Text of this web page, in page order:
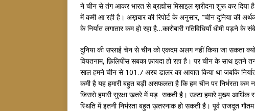
ने चीन से तंग आकर भारत से ब्रह्मोस मिसाइल ख़रीदना शुरू कर दिया
में कमी आ रही है। अख़बार की रिपोर्ट के अनुसार, “चीन दुनिया की
के निर्यात लगातार कम हो रहा है…कारोबारी गतिविधियाँ धीमी पड़ने के
दुनिया की सप्लाई चेन से चीन को एकदम अलग नहीं किया जा सकता
वियतनाम, फ़िलिपींस सबका फ़ायदा हो रहा है। पर चीन के साथ इतने
साल हमने चीन से 101.7 अरब डालर का आयात किया था जबकि
कमी है यह हमारी बहुत बड़ी असफलता है कि हम चीन पर निर्भरता
जिससे हमारी सुरक्षा ख़तरे में पड़ सकती है। उल्टा हमारे मुख्य
स्थिति में इतनी निर्भरता बहुत ख़तरनाक हो सकती है। पूर्व राजदूत